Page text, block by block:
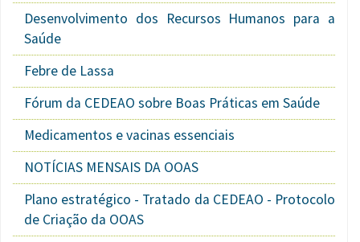
Desenvolvimento dos Recursos Humanos para a
Saúde
Febre de Lassa
Fórum da CEDEAO sobre Boas Práticas em Saúde
Medicamentos e vacinas essenciais
NOTÍCIAS MENSAIS DA OOAS
Plano estratégico - Tratado da CEDEAO - Protocolo
de Criação da OOAS